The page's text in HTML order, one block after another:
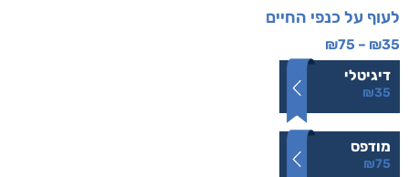
לעוף על כנפי החיים
₪35
–
₪75
דיגיטלי
₪35
מודפס
₪75